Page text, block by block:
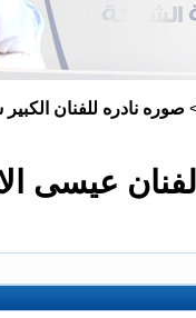
صوره نادره للفنان
عيسى